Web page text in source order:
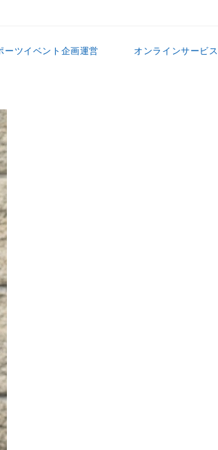
ーツイベント企画運営 オンラインサービス